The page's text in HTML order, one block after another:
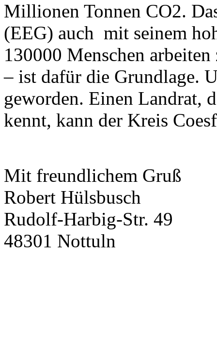
Millionen Tonnen CO2.
(EEG) auch mit seinem
130000 Menschen
– ist dafür die Grundlage.
geworden. Einen Landrat,
kennt, kann der Kreis
Mit freundlichem Gruß
Robert Hülsbusch
Rudolf-Harbig-Str. 49
48301 Nottuln